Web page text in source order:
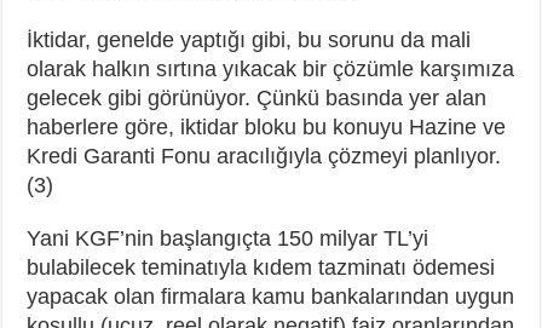
İktidar, genelde yaptığı gibi, bu sorunu da mali
olarak halkın sırtına yıkacak bir çözümle karşımıza
gelecek gibi görünüyor. Çünkü basında yer alan
haberlere göre, iktidar bloku bu konuyu Hazine ve
Kredi Garanti Fonu aracılığıyla çözmeyi planlıyor.
(3)
Yani KGF’nin başlangıçta 150 milyar TL’yi
bulabilecek teminatıyla kıdem tazminatı ödemesi
yapacak olan firmalara kamu bankalarından uygun